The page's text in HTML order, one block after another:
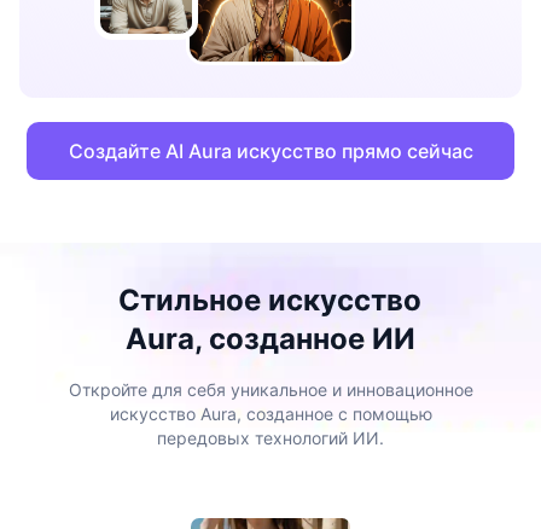
Создайте AI Aura искусство прямо сейчас
Стильное искусство
Aura, созданное ИИ
Откройте для себя уникальное и инновационное
искусство Aura, созданное с помощью
передовых технологий ИИ.